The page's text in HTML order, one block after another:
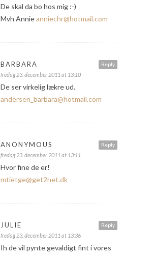
De skal da bo hos mig :-)
Mvh Annieanniechr@hotmail.com
Reply
BARBARA
fredag 23. december 2011 at 13:10
De ser virkelig lækre ud.
andersen_barbara@hotmail.com
Reply
ANONYMOUS
fredag 23. december 2011 at 13:11
Hvor fine de er!
mtietge@get2net.dk
Reply
JULIE
fredag 23. december 2011 at 13:36
Ih de vil pynte gevaldigt fint i vores